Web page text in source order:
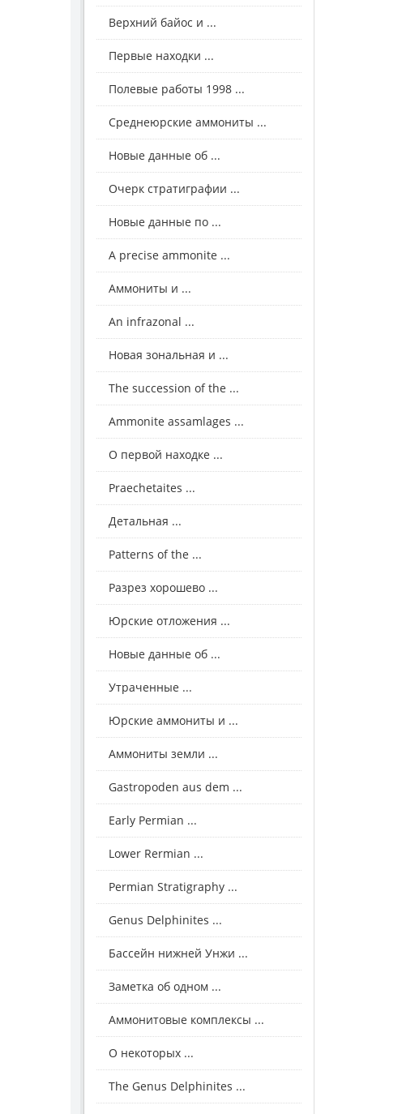
Верхний байос и ...
Первые находки ...
Полевые работы 1998 ...
Среднеюрские аммониты ...
Новые данные об ...
Очерк стратиграфии ...
Новые данные по ...
A precise ammonite ...
Аммониты и ...
An infrazonal ...
Новая зональная и ...
The succession of the ...
Ammonite assamlages ...
О первой находке ...
Praechetaites ...
Детальная ...
Patterns of the ...
Разрез хорошево ...
Юрские отложения ...
Новые данные об ...
Утраченные ...
Юрские аммониты и ...
Аммониты земли ...
Gastropoden aus dem ...
Early Permian ...
Lower Rermian ...
Permian Stratigraphy ...
Genus Delphinites ...
Бассейн нижней Унжи ...
Заметка об одном ...
Аммонитовые комплексы ...
О некоторых ...
The Genus Delphinites ...